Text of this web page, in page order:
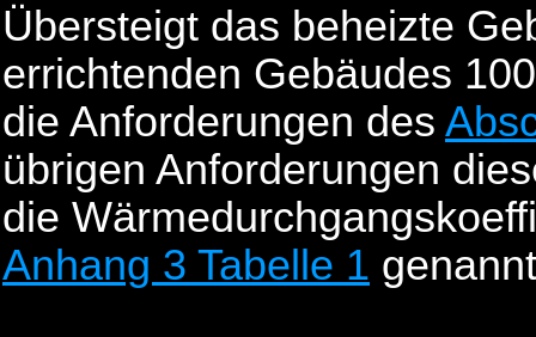
Übersteigt das beheizte
errichtenden Gebäudes
die Anforderungen des
übrigen Anforderungen
die
Anhang 3 Tabelle 1